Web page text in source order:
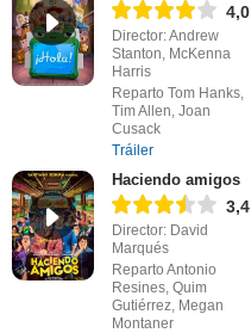
4,0
Director: Andrew
Stanton, McKenna
Harris
Reparto Tom Hanks,
Tim Allen, Joan
Cusack
Tráiler
Haciendo amigos
3,4
Director: David
Marqués
Reparto Antonio
Resines, Quim
Gutiérrez, Megan
Montaner